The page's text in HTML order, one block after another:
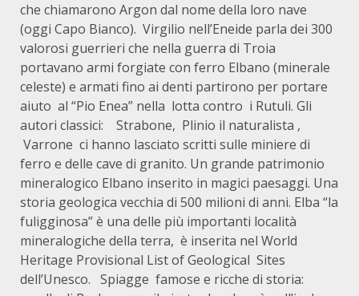
che chiamarono Argon dal nome della loro nave
(oggi Capo Bianco). Virgilio nell’Eneide parla dei 300
valorosi guerrieri che nella guerra di Troia
portavano armi forgiate con ferro Elbano (minerale
celeste) e armati fino ai denti partirono per portare
aiuto al “Pio Enea” nella lotta contro i Rutuli. Gli
autori classici: Strabone, Plinio il naturalista ,
Varrone ci hanno lasciato scritti sulle miniere di
ferro e delle cave di granito. Un grande patrimonio
mineralogico Elbano inserito in magici paesaggi. Una
storia geologica vecchia di 500 milioni di anni. Elba “la
fuligginosa” è una delle più importanti località
mineralogiche della terra, è inserita nel World
Heritage Provisional List of Geological Sites
dell’Unesco. Spiagge famose e ricche di storia: